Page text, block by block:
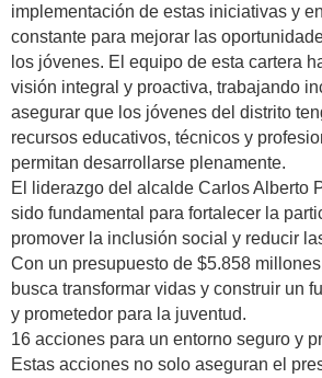
implementación de estas iniciativas y
constante para mejorar las
los jóvenes. El equipo de esta cartera
visión integral y proactiva, trabajando
asegurar que los jóvenes del distrito
recursos educativos, técnicos y
permitan desarrollarse plenamente.
El liderazgo del alcalde Carlos Alberto
sido fundamental para fortalecer la
promover la inclusión social y reducir
Con un presupuesto de $5.858
busca transformar vidas y construir un
y prometedor para la juventud.
16 acciones para un entorno seguro y
Estas acciones no solo aseguran el